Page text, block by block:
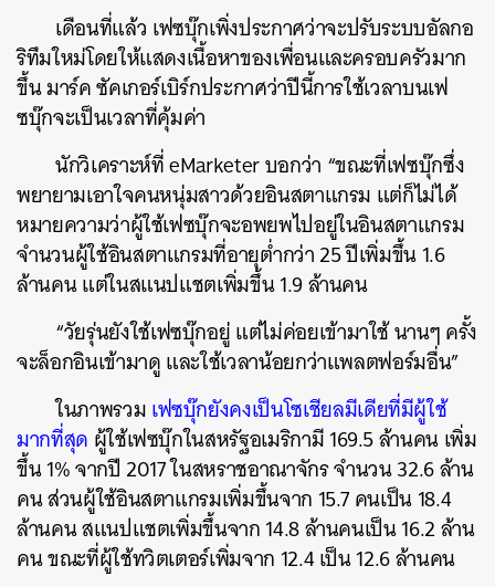
เดือนที่แล้ว เฟซบุ๊กเพิ่งประกาศว่าจะปรับระบบอัลกอ
ริทึมใหม่โดยให้แสดงเนื้อหาของเพื่อนและครอบครัวมาก
ขึ้น มาร์ค ซัคเกอร์เบิร์กประกาศว่าปีนี้การใช้เวลาบนเฟ
ซบุ๊กจะเป็นเวลาที่คุ้มค่า
นักวิเคราะห์ที่ eMarketer บอกว่า “ขณะที่เฟซบุ๊กซึ่ง
พยายามเอาใจคนหนุ่มสาวด้วยอินสตาแกรม แต่ก็ไม่ได้
หมายความว่าผู้ใช้เฟซบุ๊กจะอพยพไปอยู่ในอินสตาแกรม
จำนวนผู้ใช้อินสตาแกรมที่อายุต่ำกว่า 25 ปีเพิ่มขึ้น 1.6
ล้านคน แต่ในสแนปแชตเพิ่มขึ้น 1.9 ล้านคน
“วัยรุ่นยังใช้เฟซบุ๊กอยู่ แต่ไม่ค่อยเข้ามาใช้ นานๆ ครั้ง
จะล็อกอินเข้ามาดู และใช้เวลาน้อยกว่าแพลตฟอร์มอื่น”
ในภาพรวมเฟซบุ๊กยังคงเป็นโซเชียลมีเดียที่มีผู้ใช้
มากที่สุด ผู้ใช้เฟซบุ๊กในสหรัฐอเมริกามี 169.5 ล้านคน เพิ่ม
ขึ้น 1% จากปี 2017 ในสหราชอาณาจักร จำนวน 32.6 ล้าน
คน ส่วนผู้ใช้อินสตาแกรมเพิ่มขึ้นจาก 15.7 คนเป็น 18.4
ล้านคน สแนปแชตเพิ่มขึ้นจาก 14.8 ล้านคนเป็น 16.2 ล้าน
คน ขณะที่ผู้ใช้ทวิตเตอร์เพิ่มจาก 12.4 เป็น 12.6 ล้านคน
SHARE TWEET LINE EMAIL